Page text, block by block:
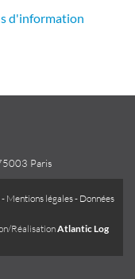
d'information
Paris
- Mentions légales- Données
RéalisationAtlantic Log